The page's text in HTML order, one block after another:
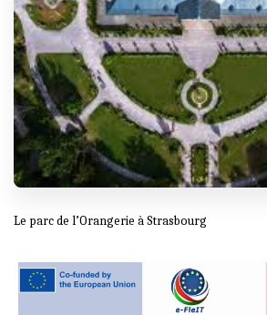
Le parc de l’Orangerie à Strasbourg